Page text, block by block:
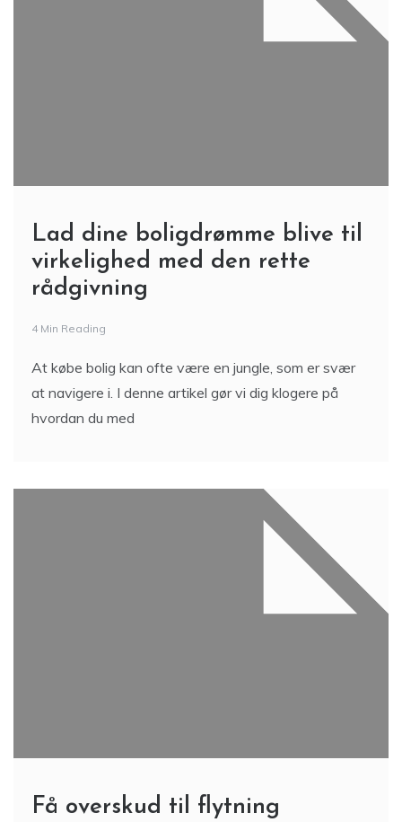
Lad dine boligdrømme blive til
virkelighed med den rette
rådgivning
4 Min Reading
At købe bolig kan ofte være en jungle, som er svær
at navigere i. I denne artikel gør vi dig klogere på
hvordan du med
Få overskud til flytning